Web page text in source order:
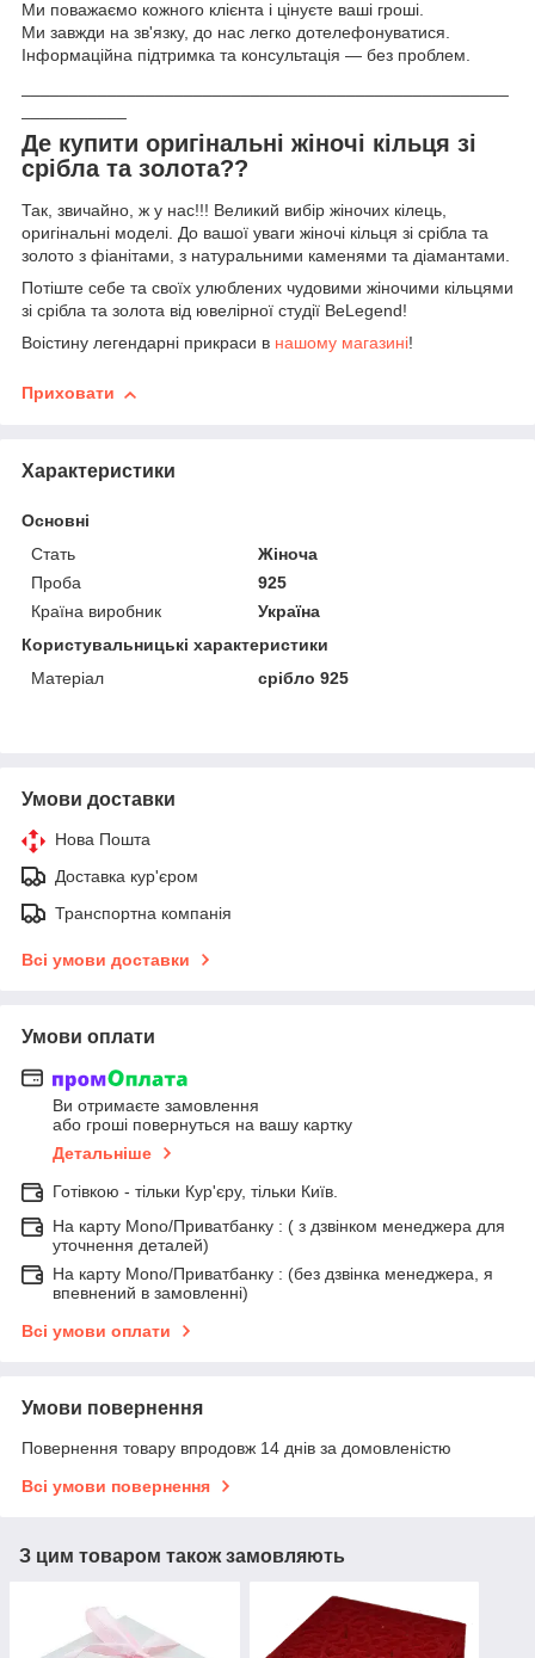
Ми поважаємо кожного клієнта і цінуєте ваші гроші.
Ми завжди на зв'язку, до нас легко дотелефонуватися.
Інформаційна підтримка та консультація — без проблем.
Де купити оригінальні жіночі кільця зі
срібла та золота??
Так, звичайно, ж у нас!!! Великий вибір жіночих кілець,
оригінальні моделі. До вашої уваги жіночі кільця зі срібла та
золото з фіанітами, з натуральними каменями та діамантами.
Потіште себе та своїх улюблених чудовими жіночими кільцями
зі срібла та золота від ювелірної студії BeLegend!
Воістину легендарні прикраси в нашому магазині!
Приховати
Характеристики
Основні
Стать
Жіноча
Проба
925
Країна виробник
Україна
Користувальницькі характеристики
Матеріал
срібло 925
Умови доставки
Нова Пошта
Доставка кур'єром
Транспортна компанія
Всі умови доставки
Умови оплати
Ви отримаєте замовлення
або гроші повернуться на вашу картку
Детальніше
Готівкою - тільки Кур'єру, тільки Київ.
На карту Mono/Приватбанку : ( з дзвінком менеджера для
уточнення деталей)
На карту Mono/Приватбанку : (без дзвінка менеджера, я
впевнений в замовленні)
Всі умови оплати
Умови повернення
Повернення товару впродовж 14 днів за домовленістю
Всі умови повернення
З цим товаром також замовляють